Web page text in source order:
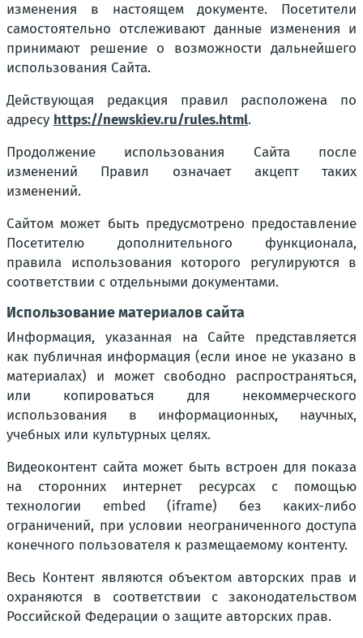
изменения в настоящем документе. Посетители
самостоятельно отслеживают данные изменения и
принимают решение о возможности дальнейшего
использования Сайта.
Действующая редакция правил расположена по
адресу https://newskiev.ru/rules.html.
Продолжение использования Сайта после
изменений Правил означает акцепт таких
изменений.
Сайтом может быть предусмотрено предоставление
Посетителю дополнительного функционала,
правила использования которого регулируются в
соответствии с отдельными документами.
Использование материалов сайта
Информация, указанная на Сайте представляется
как публичная информация (если иное не указано в
материалах) и может свободно распространяться,
или копироваться для некоммерческого
использования в информационных, научных,
учебных или культурных целях.
Видеоконтент сайта может быть встроен для показа
на сторонних интернет ресурсах с помощью
технологии embed (iframe) без каких-либо
ограничений, при условии неограниченного доступа
конечного пользователя к размещаемому контенту.
Весь Контент являются объектом авторских прав и
охраняются в соответствии с законодательством
Российской Федерации о защите авторских прав.